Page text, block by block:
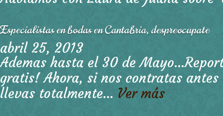
Especialistas en bodas en Cantabria, despreocupate
abril 25, 2013
Ademas hasta el 30 de
gratis! Ahora, si nos contratas
llevas totalmente... Ver más